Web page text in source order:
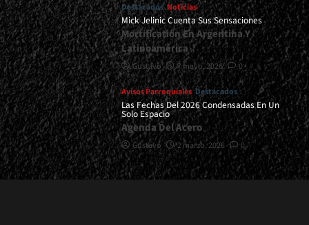
Destacados Noticias
Mick Jelinic Cuenta Sus Sensaciones
Mortification En Argentina Y
Latinoamérica
Gustavo 7 mayo, 2026 0
Avisos Parroquiales Destacados
Las Fechas Del 2026 Condensadas En Un
Solo Espacio
Agenda Del Acero
Gustavo 2 marzo, 2026 0